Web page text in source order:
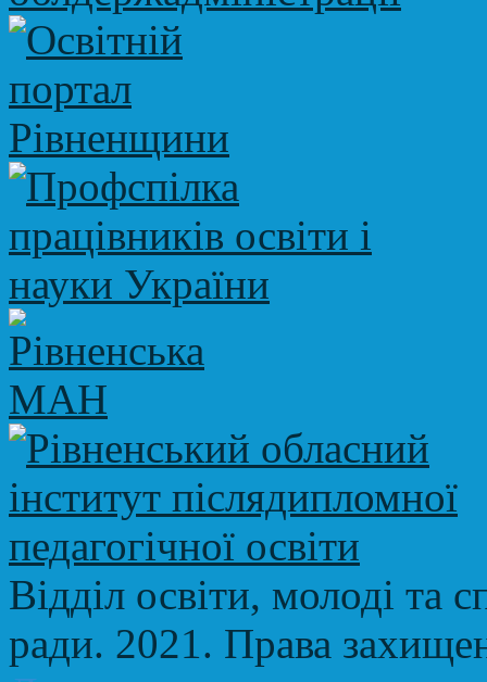
Відділ освіти, молоді та
ради. 2021. Права